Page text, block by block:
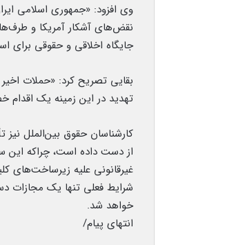
وی افزود: «جمهوری اسلامی
نقض‌های آشکار آمریکا و
جایگاه اخلاقی و حقوقی برای
بقایی تصریح کرد: «حملات
تهدید در این زمینه یک
کارشناسان حقوق بین‌الملل نیز
از دست داده است، چراکه این
غیرقانونی علیه زیرساخت‌های
شرایط فعلی تنها یک مجازات
خواهد شد.
انتهای پیام/